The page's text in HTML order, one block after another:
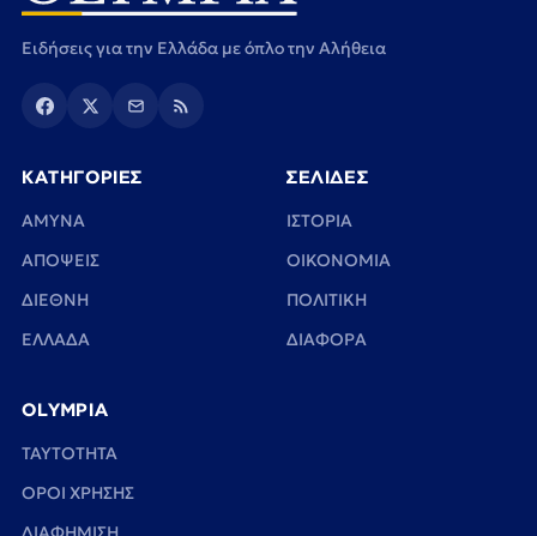
Ειδήσεις για την Ελλάδα με όπλο την Αλήθεια
ΚΑΤΗΓΟΡΙΕΣ
ΑΜΥΝΑ
ΑΠΟΨΕΙΣ
ΔΙΕΘΝΗ
ΕΛΛΑΔΑ
ΣΕΛΙΔΕΣ
ΙΣΤΟΡΙΑ
ΟΙΚΟΝΟΜΙΑ
ΠΟΛΙΤΙΚΗ
ΔΙΑΦΟΡΑ
OLYMPIA
TAYTOTHTA
ΟΡΟΙ ΧΡΗΣΗΣ